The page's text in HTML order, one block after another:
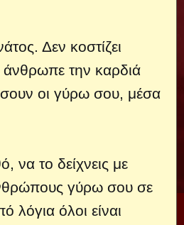
Δεν κοστίζει
άνθρωπε την καρδιά
οι γύρω σου, μέσα
να το δείχνεις με
γύρω σου σε
λόγια όλοι είναι